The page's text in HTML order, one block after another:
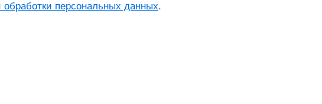
обработки персональных данных.